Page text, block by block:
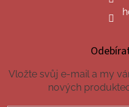
Vložte svůj e-mail a my
nových